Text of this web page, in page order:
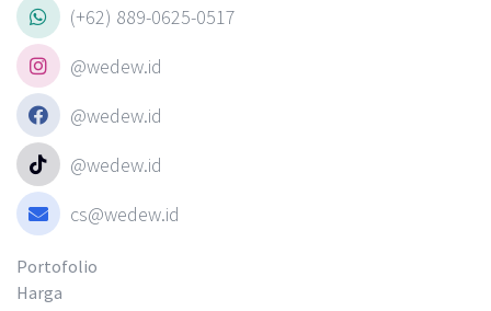
(+62) 889-0625-0517
@wedew.id
@wedew.id
@wedew.id
cs@wedew.id
Portofolio
Harga